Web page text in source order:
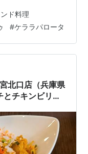
。 幾重にも層に
もっちり、しっと
美味。 今まで食べ
❣️ パロータにつけ
沢山の種類のス
ド料理
#ケララパロータ
北口店（兵庫県
チキンビリヤ